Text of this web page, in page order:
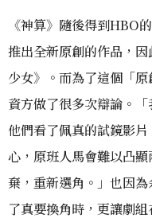
《神算》隨後得到HBO
推出全新原創的作品，
少女》。而為了這個「
資方做了很多次辯論。
他們看了佩真的試鏡影
心，原班人馬會難以凸
棄，重新選角。」也因
了真要換角時，更讓劇